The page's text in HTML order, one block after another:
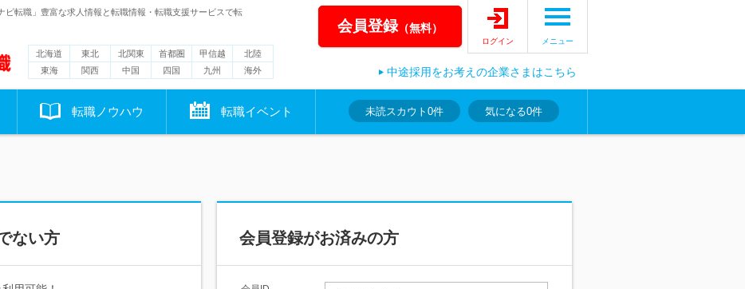
ビ転職」豊富な求人情報と転職情報・転職支援サービスで転
北海道 東北 北関東 首都圏 甲信越
北陸
東海
関西 中国 四国 九州 海外
会員登録（無料）
ログイン メニュー
中途採用をお考えの企業さまはこちら
転職ノウハウ 転職イベント 未読スカウト 0件 気になる0件
ない方 会員登録がお済みの方